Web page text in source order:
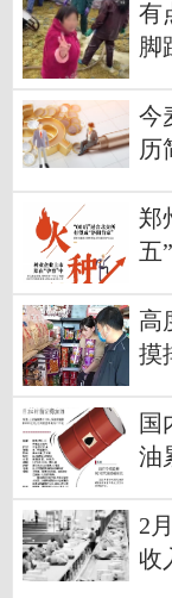
有
脚
今
历
郑
五
高
摸
国
油
2
收